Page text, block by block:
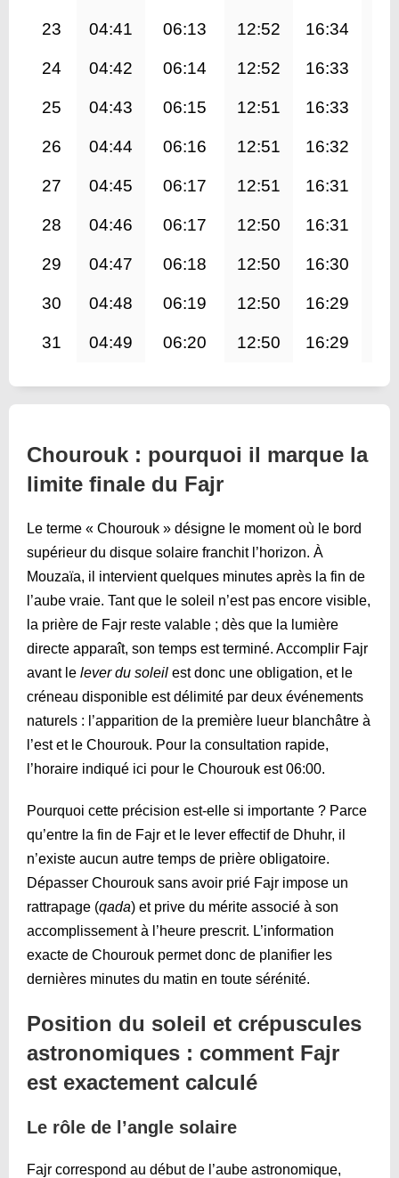
23 04:41 06:13 12:52 16:34
24 04:42 06:14 12:52 16:33
25 04:43 06:15 12:51 16:33
26 04:44 06:16 12:51 16:32
27 04:45 06:17 12:51 16:31
28 04:46 06:17 12:50 16:31
29 04:47 06:18 12:50 16:30
30 04:48 06:19 12:50 16:29
31 04:49 06:20 12:50 16:29
Chourouk : pourquoi il marque la
limite finale du Fajr
Le terme « Chourouk » désigne le moment où le bord
supérieur du disque solaire franchit l’horizon. À
Mouzaïa, il intervient quelques minutes après la fin de
l’aube vraie. Tant que le soleil n’est pas encore visible,
la prière de Fajr reste valable ; dès que la lumière
directe apparaît, son temps est terminé. Accomplir Fajr
avant le lever du soleil est donc une obligation, et le
créneau disponible est délimité par deux événements
naturels : l’apparition de la première lueur blanchâtre à
l’est et le Chourouk. Pour la consultation rapide,
l’horaire indiqué ici pour le Chourouk est06:00.
Pourquoi cette précision est-elle si importante ? Parce
qu’entre la fin de Fajr et le lever effectif de Dhuhr, il
n’existe aucun autre temps de prière obligatoire.
Dépasser Chourouk sans avoir prié Fajr impose un
rattrapage (qada) et prive du mérite associé à son
accomplissement à l’heure prescrit. L’information
exacte de Chourouk permet donc de planifier les
dernières minutes du matin en toute sérénité.
Position du soleil et crépuscules
astronomiques : comment Fajr
est exactement calculé
Le rôle de l’angle solaire
Fajr correspond au début de l’aube astronomique,